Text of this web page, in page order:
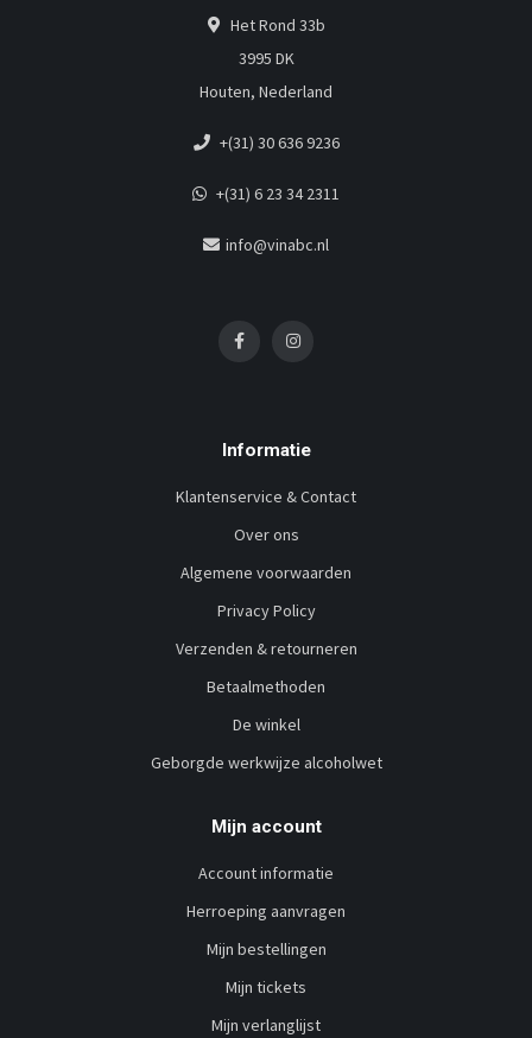
Het Rond 33b
3995 DK
Houten, Nederland
+(31) 30 636 9236
+(31) 6 23 34 2311
info@vinabc.nl
Informatie
Klantenservice & Contact
Over ons
Algemene voorwaarden
Privacy Policy
Verzenden & retourneren
Betaalmethoden
De winkel
Geborgde werkwijze alcoholwet
Mijn account
Account informatie
Herroeping aanvragen
Mijn bestellingen
Mijn tickets
Mijn verlanglijst